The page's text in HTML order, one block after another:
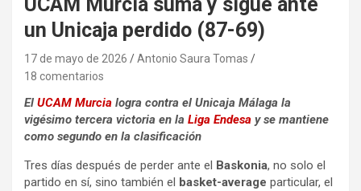
UCAM Murcia suma y sigue ante
un Unicaja perdido (87-69)
17 de mayo de 2026
Antonio Saura Tomas
18 comentarios
El UCAM Murcia logra contra el Unicaja Málaga la
vigésimo tercera victoria en la Liga Endesa y se mantiene
como segundo en la clasificación
Tres días después de perder ante el
Baskonia, no solo el
partido en sí, sino también el
basket-average particular, el